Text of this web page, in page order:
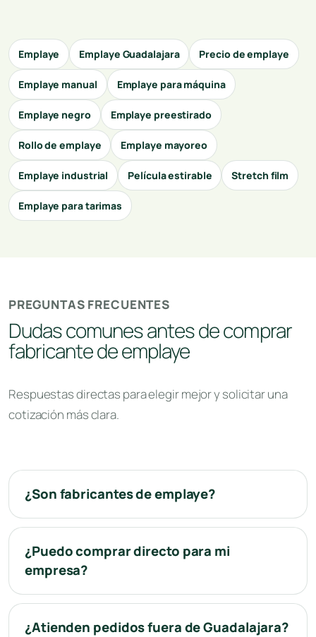
Emplaye Emplaye Guadalajara Precio de emplaye
Emplaye manual Emplaye para máquina
Emplaye negro Emplaye preestirado
Rollo de emplaye Emplaye mayoreo
Emplaye industrial Película estirable Stretch film
Emplaye para tarimas
PREGUNTAS FRECUENTES
Dudas comunes antes de comprar
fabricante de emplaye
Respuestas directas para elegir mejor y solicitar una
cotización más clara.
¿Son fabricantes de emplaye?
¿Puedo comprar directo para mi
empresa?
¿Atienden pedidos fuera de Guadalajara?